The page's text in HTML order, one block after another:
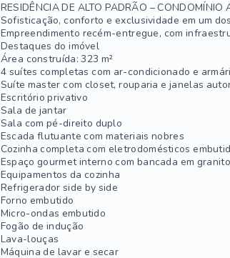
RESIDÊNCIA DE ALTO PADRÃO – CONDOMÍNIO
Sofisticação, conforto e exclusividade em um
Empreendimento recém-entregue, com
Destaques do imóvel
Área construída: 323 m²
4 suítes completas com ar-condicionado e
Suíte master com closet, rouparia e janelas
Escritório privativo
Sala de jantar
Sala com pé-direito duplo
Escada flutuante com materiais nobres
Cozinha completa com eletrodomésticos
Espaço gourmet interno com bancada em granito
Equipamentos da cozinha
Refrigerador side by side
Forno embutido
Micro-ondas embutido
Fogão de indução
Lava-louças
Máquina de lavar e secar